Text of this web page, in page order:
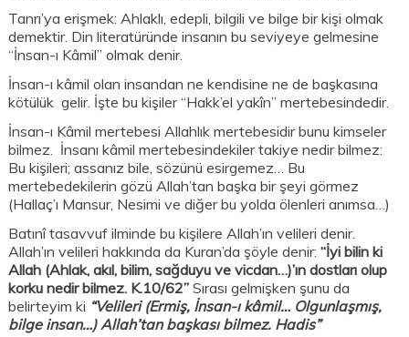
Tanrı’ya erişmek: Ahlaklı, edepli, bilgili ve bilge bir kişi olmak
demektir. Din literatüründe insanın bu seviyeye gelmesine
“İnsan-ı Kâmil” olmak denir.
İnsan-ı kâmil olan insandan ne kendisine ne de başkasına
kötülük gelir. İşte bu kişiler “Hakk’el yakîn” mertebesindedir.
İnsan-ı Kâmil mertebesi Allahlık mertebesidir bunu kimseler
bilmez. İnsanı kâmil mertebesindekiler takiye nedir bilmez:
Bu kişileri; assanız bile, sözünü esirgemez… Bu
mertebedekilerin gözü Allah’tan başka bir şeyi görmez
(Hallaç’ı Mansur, Nesimi ve diğer bu yolda ölenleri anımsa…)
Batınî tasavvuf ilminde bu kişilere Allah’ın velileri denir.
Allah’ın velileri hakkında da Kuran’da şöyle denir:“İyi bilin ki
Allah (Ahlak, akıl, bilim, sağduyu ve vicdan…)’ın dostları olup
korku nedir bilmez. K.10/62” Sırası gelmişken şunu da
belirteyim ki “Velileri (Ermiş, İnsan-ı kâmil… Olgunlaşmış,
bilge insan…) Allah’tan başkası bilmez. Hadis”